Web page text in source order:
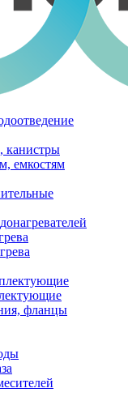
канистры
емкостям
фланцы